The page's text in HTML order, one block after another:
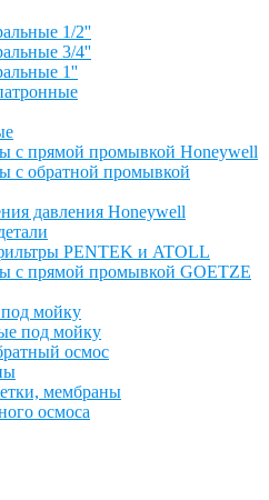
1/2''
3/4''
1''
с прямой промывкой Honeywell
с обратной промывкой
давления Honeywell
PENTEK и ATOLL
с прямой промывкой GOETZE
мойку
под мойку
осмос
мембраны
осмоса